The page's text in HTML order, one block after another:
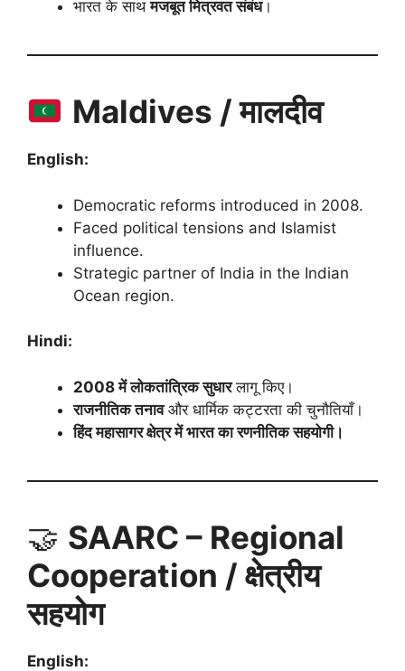
भारत के साथमजबूत मित्रवत संबंध।
Maldives / मालदीव
English:
Democratic reforms introduced in 2008.
Faced political tensions and Islamist
influence.
Strategic partner of India in the Indian
Ocean region.
Hindi:
2008 में लोकतांत्रिक सुधारलागू किए।
राजनीतिक तनावऔर धार्मिक कट्टरता की चुनौतियाँ।
हिंद महासागर क्षेत्र में भारत का रणनीतिक सहयोगी।
🤝 SAARC – Regional
Cooperation / क्षेत्रीय
सहयोग
English: